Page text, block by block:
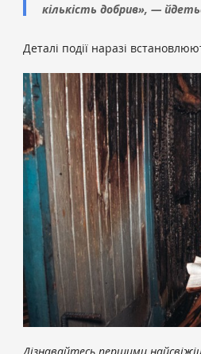
кількість добрив», —
Деталі події наразі